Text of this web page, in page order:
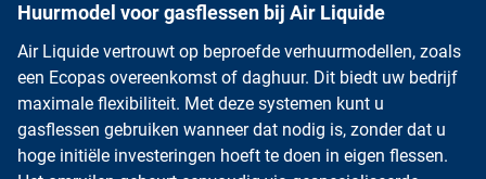
Huurmodel voor gasflessen bij Air Liquide
Air Liquide vertrouwt op beproefde verhuurmodellen, zoals
een Ecopas overeenkomst of daghuur. Dit biedt uw bedrijf
maximale flexibiliteit. Met deze systemen kunt u
gasflessen gebruiken wanneer dat nodig is, zonder dat u
hoge initiële investeringen hoeft te doen in eigen flessen.